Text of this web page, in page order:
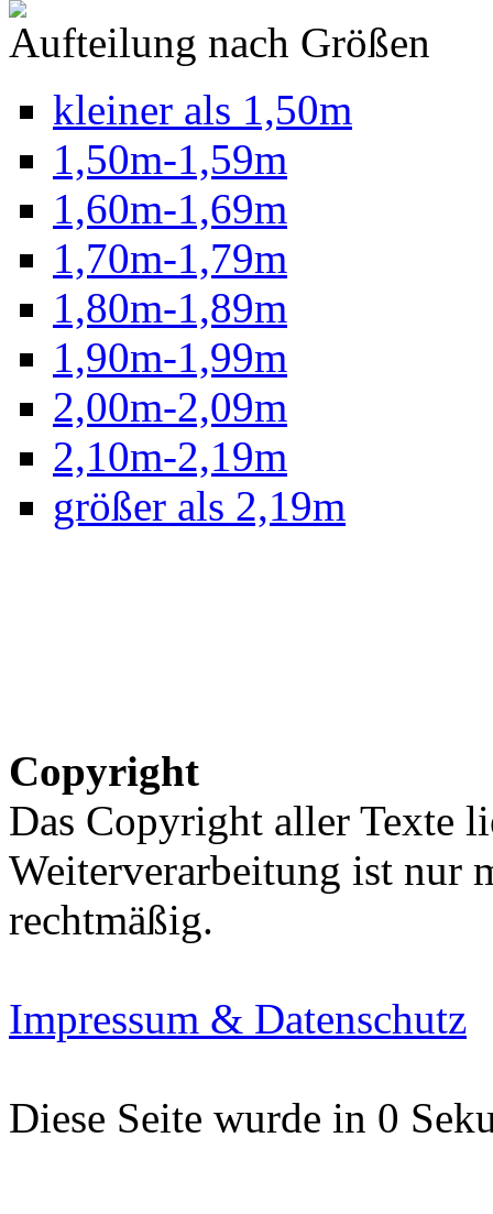
Aufteilung nach Größen
kleiner als 1,50m
1,50m-1,59m
1,60m-1,69m
1,70m-1,79m
1,80m-1,89m
1,90m-1,99m
2,00m-2,09m
2,10m-2,19m
größer als 2,19m
Copyright
Das Copyright aller Texte
Weiterverarbeitung ist nur
rechtmäßig.
Impressum & Datenschutz
Diese Seite wurde in 0